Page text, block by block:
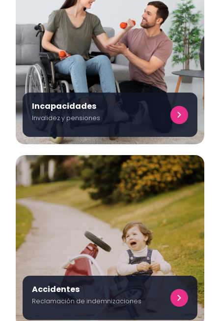
Incapacidades
Invalidez y pensiones
Accidentes
Reclamación de indemnizaciones